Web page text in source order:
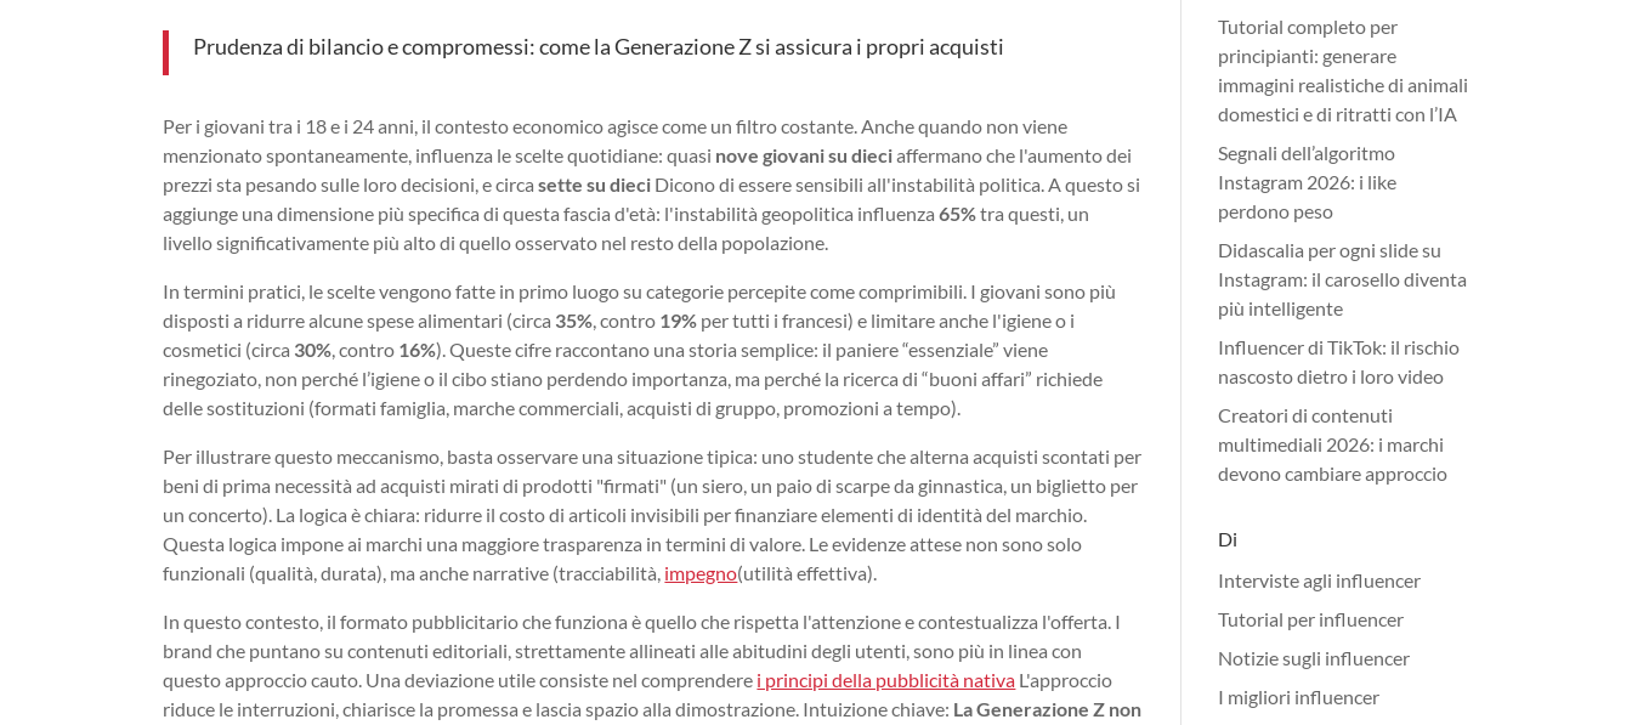
Prudenza di bilancio e compromessi: come la Generazione Z si assicura i propri acquisti
Per i giovani tra i 18 e i 24 anni, il contesto economico agisce come un filtro costante. Anche quando non viene
menzionato spontaneamente, influenza le scelte quotidiane: quasi nove giovani su dieciaffermano che l'aumento dei
prezzi sta pesando sulle loro decisioni, e circasette su dieci Dicono di essere sensibili all'instabilità politica. A questo si
aggiunge una dimensione più specifica di questa fascia d'età: l'instabilità geopolitica influenza65%tra questi, un
livello significativamente più alto di quello osservato nel resto della popolazione.
In termini pratici, le scelte vengono fatte in primo luogo su categorie percepite come comprimibili. I giovani sono più
disposti a ridurre alcune spese alimentari (circa 35%, contro 19% per tutti i francesi) e limitare anche l'igiene o i
cosmetici (circa 30%, contro 16%). Queste cifre raccontano una storia semplice: il paniere “essenziale” viene
rinegoziato, non perché l’igiene o il cibo stiano perdendo importanza, ma perché la ricerca di “buoni affari” richiede
delle sostituzioni (formati famiglia, marche commerciali, acquisti di gruppo, promozioni a tempo).
Per illustrare questo meccanismo, basta osservare una situazione tipica: uno studente che alterna acquisti scontati per
beni di prima necessità ad acquisti mirati di prodotti "firmati" (un siero, un paio di scarpe da ginnastica, un biglietto per
un concerto). La logica è chiara: ridurre il costo di articoli invisibili per finanziare elementi di identità del marchio.
Questa logica impone ai marchi una maggiore trasparenza in termini di valore. Le evidenze attese non sono solo
funzionali (qualità, durata), ma anche narrative (tracciabilità, impegno(utilità effettiva).
In questo contesto, il formato pubblicitario che funziona è quello che rispetta l'attenzione e contestualizza l'offerta. I
brand che puntano su contenuti editoriali, strettamente allineati alle abitudini degli utenti, sono più in linea con
questo approccio cauto. Una deviazione utile consiste nel comprendere i principi della pubblicità nativa L'approccio
riduce le interruzioni, chiarisce la promessa e lascia spazio alla dimostrazione. Intuizione chiave: La Generazione Z non
Tutorial completo per
principianti: generare
immagini realistiche di animali
domestici e di ritratti con l’IA
Segnali dell’algoritmo
Instagram 2026: i like
perdono peso
Didascalia per ogni slide su
Instagram: il carosello diventa
più intelligente
Influencer di TikTok: il rischio
nascosto dietro i loro video
Creatori di contenuti
multimediali 2026: i marchi
devono cambiare approccio
Di
Interviste agli influencer
Tutorial per influencer
Notizie sugli influencer
I migliori influencer